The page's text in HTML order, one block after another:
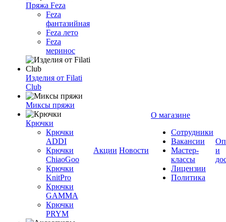
Пряжа Feza
Feza
фантазийная
Feza лето
Feza
меринос
Изделия от Filati
Club
Миксы пряжи
Крючки
Крючки
ADDI
Крючки
ChiaoGoo
Крючки
KnitPro
Крючки
GAMMA
Крючки
PRYM
Акции Новости
О магазине
Сотрудники
Вакансии
Мастер-
классы
Лицензии
Политика
и